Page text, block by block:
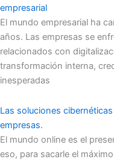
empresarial
El mundo empresarial ha
años. Las empresas se
relacionados con
transformación interna,
inesperadas
Las soluciones
empresas.
El mundo online es el
eso, para sacarle el